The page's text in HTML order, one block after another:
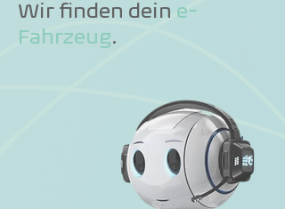
Wir finden dein e-
Fahrzeug.